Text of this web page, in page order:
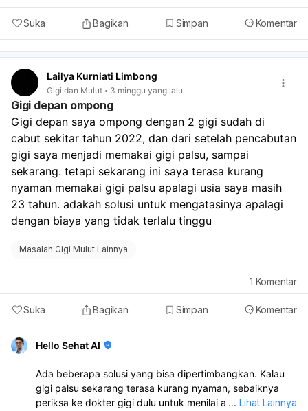
Suka Bagikan Simpan Komentar
Lailya Kurniati Limbong
Gigi dan Mulut 3 minggu yang lalu
Gigi depan ompong
Gigi depan saya ompong dengan 2 gigi sudah di
cabut sekitar tahun 2022, dan dari setelah pencabutan
gigi saya menjadi memakai gigi palsu, sampai
sekarang. tetapi sekarang ini saya terasa kurang
nyaman memakai gigi palsu apalagi usia saya masih
23 tahun. adakah solusi untuk mengatasinya apalagi
dengan biaya yang tidak terlalu tinggu
Masalah Gigi Mulut Lainnya
Suka Bagikan Simpan Komentar
1 Komentar
Hello Sehat AI
Ada beberapa solusi yang bisa dipertimbangkan. Kalau
gigi palsu sekarang terasa kurang nyaman, sebaiknya
periksa ke dokter gigi dulu untuk menilai apakah gigi
... Lihat Lainnya